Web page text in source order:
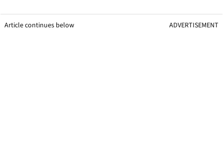
Article continues below ADVERTISEMENT